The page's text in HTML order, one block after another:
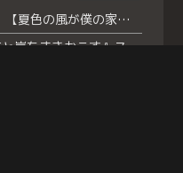
浮所飛貴主演！ 【夏色の風が僕の家にやってきた】 本日よりテラサで独占配信スタート！
『夏色の雲が恋と嵐をまきおこす』スペシャルメイキング 【Part1】2026年７月18日（土）23時30分～配信スタート！話題のシーンの裏側を大公開！豪華キャスト大集合！ 『武宮家 真夏の家族会議』開催！